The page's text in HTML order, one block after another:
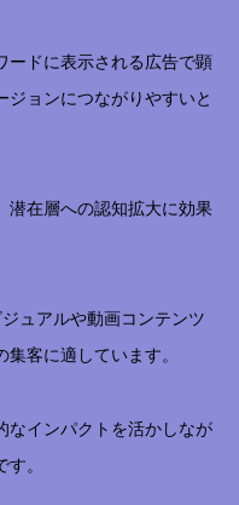
ードに表示される広告で顕
ョンにつながりやすいと
潜在層への認知拡大に効果
ュアルや動画コンテンツ
客に適しています。
なインパクトを活かしなが
。